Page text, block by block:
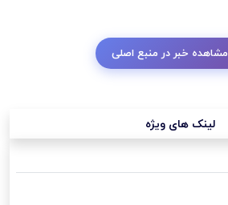
مشاهده خبر در منبع اصلی
لینک های ویژه